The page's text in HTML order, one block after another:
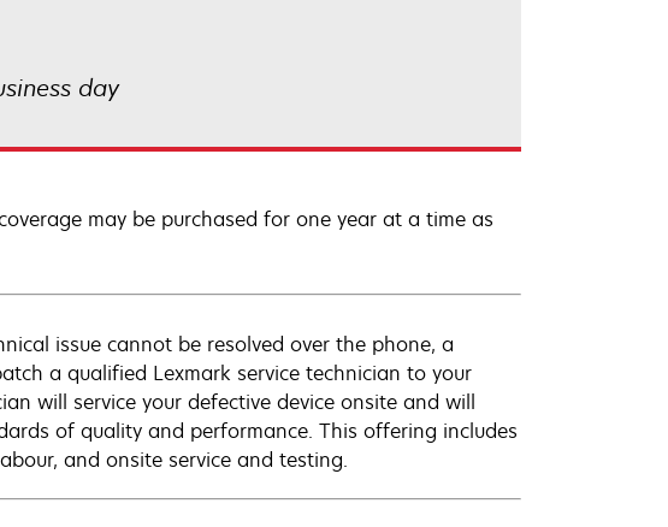
day
may be purchased for one year at a time as
issue cannot be resolved over the phone, a
a qualified Lexmark service technician to your
will service your defective device onsite and will
of quality and performance. This offering includes
and onsite service and testing.